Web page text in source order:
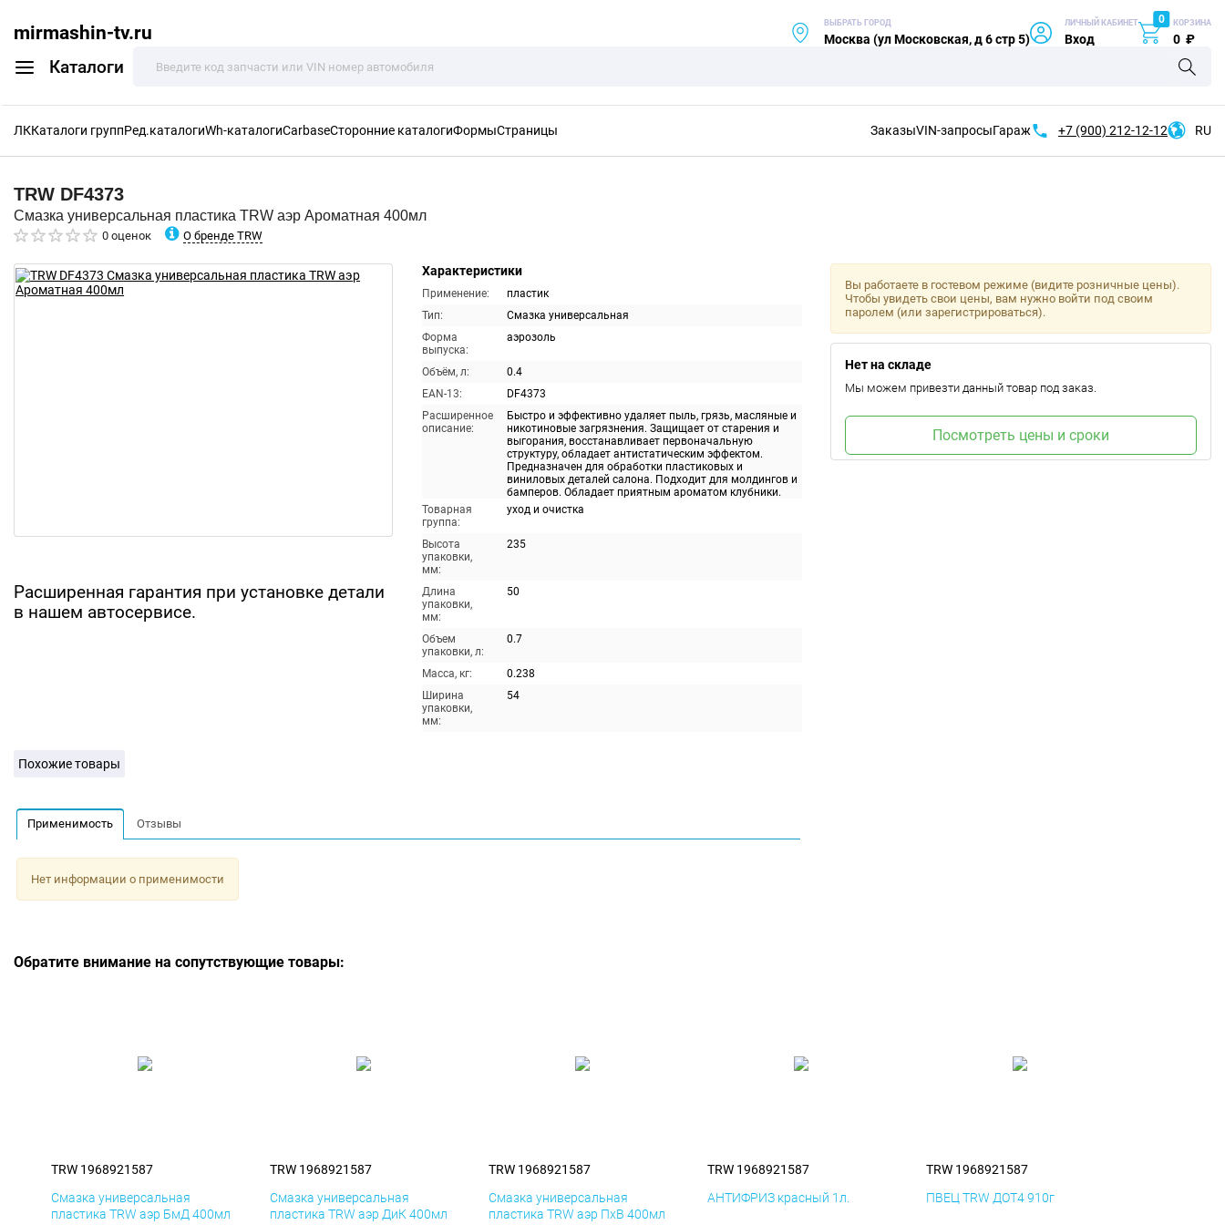
mirmashin-tv.ru
Каталоги
ВЫБРАТЬ ГОРОД
Москва (ул Московская, д 6 стр 5)
ЛИЧНЫЙ КАБИНЕТ
Вход
0 КОРЗИНА
0 ₽
ЛККаталоги группРед.каталогиWh-каталогиCarbaseСторонние каталогиФормыСтраницы ЗаказыVIN-запросыГараж +7 (900) 212-12-12 RU
TRW DF4373
Смазка универсальная пластика TRW аэр Ароматная 400мл
0 оценок О бренде TRW
Расширенная гарантия при установке детали
в нашем автосервисе.
Характеристики
Применение:
пластик
Тип:
Смазка универсальная
Форма
выпуска:
аэрозоль
Объём, л:
0.4
EAN-13:
DF4373
Расширенное
описание:
Быстро и эффективно удаляет пыль, грязь, масляные и
никотиновые загрязнения. Защищает от старения и
выгорания, восстанавливает первоначальную
структуру, обладает антистатическим эффектом.
Предназначен для обработки пластиковых и
виниловых деталей салона. Подходит для молдингов и
бамперов. Обладает приятным ароматом клубники.
Товарная
группа:
уход и очистка
Высота
упаковки,
мм:
235
Длина
упаковки,
мм:
50
Объем
упаковки, л:
0.7
Масса, кг:
0.238
Ширина
упаковки,
мм:
54
Вы работаете в гостевом режиме (видите розничные цены).
Чтобы увидеть свои цены, вам нужно войти под своим
паролем (или зарегистрироваться).
Нет на складе
Мы можем привезти данный товар под заказ.
Посмотреть цены и сроки
Похожие товары
Применимость Отзывы
Нет информации о применимости
Обратите внимание на сопутствующие товары:
TRW 1968921587
Смазка универсальная
пластика TRW аэр БмД 400мл
TRW 1968921587
Смазка универсальная
пластика TRW аэр ДиК 400мл
TRW 1968921587
Смазка универсальная
пластика TRW аэр ПхВ 400мл
TRW 1968921587
АНТИФРИЗ красный 1л.
TRW 1968921587
ПВЕЦ TRW ДОТ4 910г